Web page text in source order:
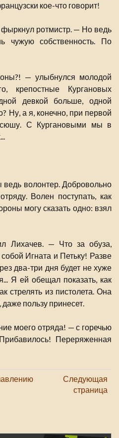
кое-что говорит!
ротмистр. — Но ведь
чужую собственность. По
— улыбнулся молодой
крепостные Кургановых
девкой больше, одной
Ну, а я, конечно, при первой
С Кургановыми мы в
ведь волонтер. Добровольно
Волен поступать, как
могу сказать одно: взял
Лихачев. — Что за обуза,
Игната и Петьку! Разве
два-три дня будет не хуже
Я ей обещал показать, как
стрелять из пистолета. Она
пользу принесет.
моего отряда! — с горечью
Переряженная
Следующая
страница